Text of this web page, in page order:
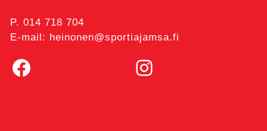
P. 014 718 704
E-mail: heinonen@sportiajamsa.fi
Facebook Instagram